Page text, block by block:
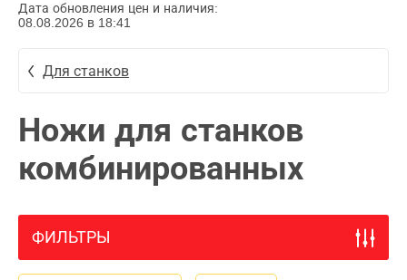
Дата обновления цен и наличия:
08.08.2026 в 18:41
Для станков
Ножи для станков
комбинированных
ФИЛЬТРЫ